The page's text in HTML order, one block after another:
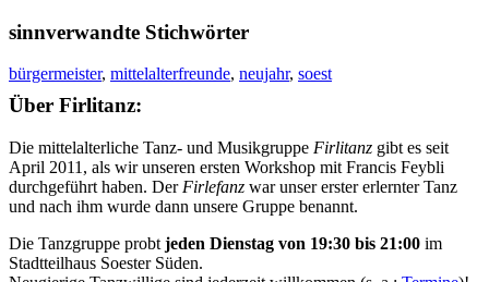
sinnverwandte Stichwörter
bürgermeister, mittelalterfreunde, neujahr, soest
Über Firlitanz:
Die mittelalterliche Tanz- und Musikgruppe Firlitanz gibt es seit
April 2011, als wir unseren ersten Workshop mit Francis Feybli
durchgeführt haben. Der Firlefanz war unser erster erlernter Tanz
und nach ihm wurde dann unsere Gruppe benannt.
Die Tanzgruppe probt jeden Dienstag von 19:30 bis 21:00 im
Stadtteilhaus Soester Süden.